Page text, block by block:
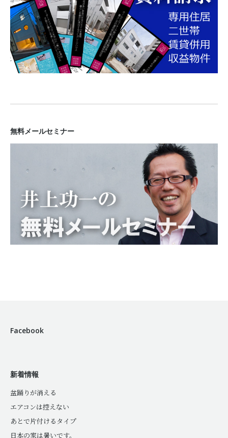
無料メールセミナー
Facebook
新着情報
盆踊りが消える
エアコンは控えない
あとで片付けるタイプ
日本の家は暑いです。